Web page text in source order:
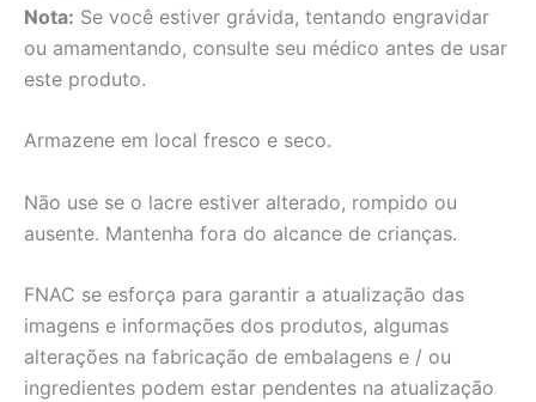
Nota: Se você estiver grávida, tentando engravidar
ou amamentando, consulte seu médico antes de usar
este produto.
Armazene em local fresco e seco.
Não use se o lacre estiver alterado, rompido ou
ausente. Mantenha fora do alcance de crianças.
FNAC se esforça para garantir a atualização das
imagens e informações dos produtos, algumas
alterações na fabricação de embalagens e / ou
ingredientes podem estar pendentes na atualização